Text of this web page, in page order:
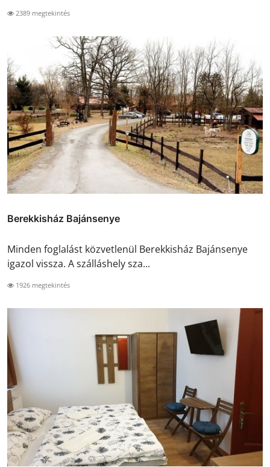
2389 megtekintés
Berekkisház Bajánsenye
Minden foglalást közvetlenül Berekkisház Bajánsenye
igazol vissza. A szálláshely sza...
1926 megtekintés